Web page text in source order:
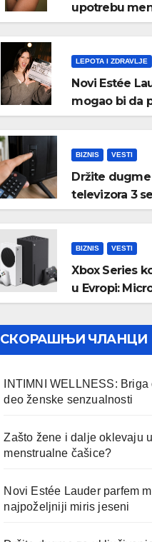
upotrebu
LEPOTA I ZDRAVLJE
Novi Estée
mogao bi da
najpoželjniji
BIZNIS VESTI
Držite
televizora 3
služi i kada bi
BIZNIS VESTI
Xbox Series
u Evropi:
zvanične
СКОРАШЊИ ЧЛАНЦИ
INTIMNI WELLNESS:
deo ženske senzualnosti
Zašto žene i dalje oklevaju
menstrualne čašice?
Novi Estée Lauder parfem
najpoželjniji miris jeseni